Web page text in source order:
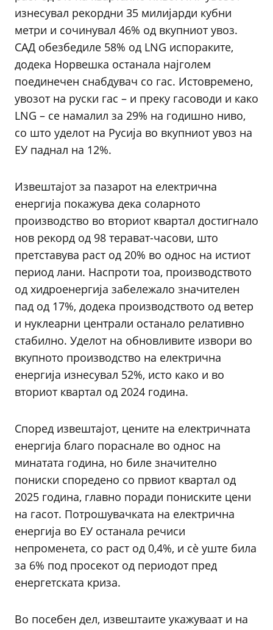
изнесувал рекордни 35 милијарди кубни
метри и сочинувал 46% од вкупниот увоз.
САД обезбедиле 58% од LNG испораките,
додека Норвешка останала најголем
поединечен снабдувач со гас. Истовремено,
увозот на руски гас – и преку гасоводи и како
LNG – се намалил за 29% на годишно ниво,
со што уделот на Русија во вкупниот увоз на
ЕУ паднал на 12%.
Извештајот за пазарот на електрична
енергија покажува дека соларното
производство во вториот квартал достигнало
нов рекорд од 98 терават-часови, што
претставува раст од 20% во однос на истиот
период лани. Наспроти тоа, производството
од хидроенергија забележало значителен
пад од 17%, додека производството од ветер
и нуклеарни централи останало релативно
стабилно. Уделот на обновливите извори во
вкупното производство на електрична
енергија изнесувал 52%, исто како и во
вториот квартал од 2024 година.
Според извештајот, цените на електричната
енергија благо пораснале во однос на
минатата година, но биле значително
пониски споредено со првиот квартал од
2025 година, главно поради пониските цени
на гасот. Потрошувачката на електрична
енергија во ЕУ останала речиси
непроменета, со раст од 0,4%, и сè уште била
за 6% под просекот од периодот пред
енергетската криза.
Во посебен дел, извештаите укажуваат и на